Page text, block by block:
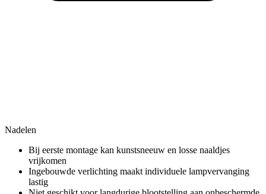
Nadelen
Bij eerste montage kan kunstsneeuw en losse naaldjes
vrijkomen
Ingebouwde verlichting maakt individuele lampvervanging
lastig